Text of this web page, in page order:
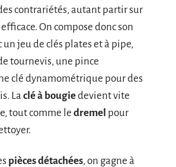
contrariétés, autant partir sur
On compose donc son
jeu de clés plates et à pipe,
tournevis, une pince
clé dynamométrique pour des
La clé à bougiedevient vite
tout comme le dremel pour
pièces détachées, on gagne à